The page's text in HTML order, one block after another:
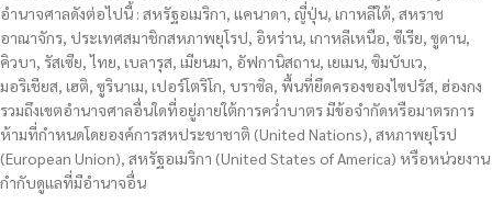
อำนาจศาลดังต่อไปนี้ : สหรัฐอเมริกา, แคนาดา, ญี่ปุ่น, เกาหลีใต้, สหราช
อาณาจักร, ประเทศสมาชิกสหภาพยุโรป, อิหร่าน, เกาหลีเหนือ, ซีเรีย, ซูดาน,
คิวบา, รัสเซีย, ไทย, เบลารุส, เมียนมา, อัฟกานิสถาน, เยเมน, ซิมบับเว,
มอริเชียส, เฮติ, ซูรินาเม, เปอร์โตริโก, บราซิล, พื้นที่ยึดครองของไซปรัส, ฮ่องกง
รวมถึงเขตอำนาจศาลอื่นใดที่อยู่ภายใต้การคว่ำบาตร มีข้อจำกัดหรือมาตรการ
ห้ามที่กำหนดโดยองค์การสหประชาชาติ (United Nations), สหภาพยุโรป
(European Union), สหรัฐอเมริกา (United States of America) หรือหน่วยงาน
กำกับดูแลที่มีอำนาจอื่น